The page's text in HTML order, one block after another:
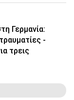
Γερμανία:
-
τρεις